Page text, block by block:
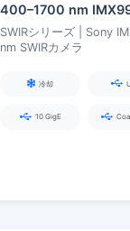
SWIRシリーズ | Sony
nm SWIRカメラ
冷却
10 GigE